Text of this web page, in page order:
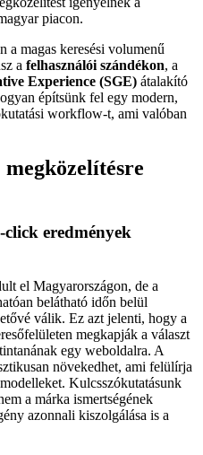
piacon.
a magas keresési volumenű
a felhasználói szándékon, a
Experience (SGE) átalakító
építsünk fel egy modern,
workflow-t, ami valóban
click eredmények
el Magyarországon, de a
belátható időn belül
válik. Ez azt jelenti, hogy a
megkapják a választ
egy weboldalra. A
növekedhet, ami felülírja
Kulcsszókutatásunk
a márka ismertségének
azonnali kiszolgálása is a